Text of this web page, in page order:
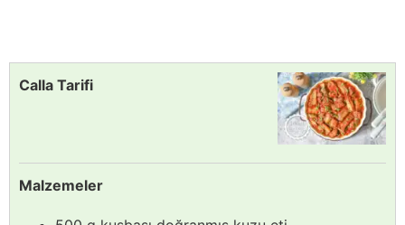
Calla Tarifi
Malzemeler